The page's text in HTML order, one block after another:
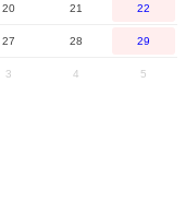
20 21 22
27 28 29
3 4 5